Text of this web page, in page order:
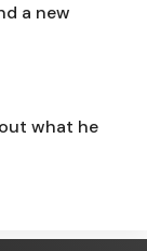
a new
what he